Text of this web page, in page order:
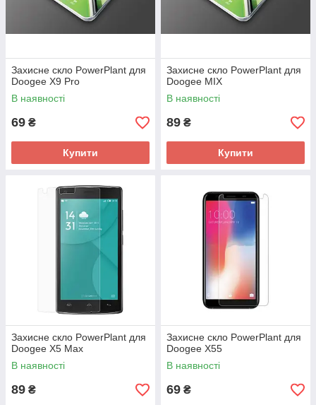
Захисне скло PowerPlant для
Doogee X9 Pro
В наявності
69 ₴
Купити
Захисне скло PowerPlant для
Doogee MIX
В наявності
89 ₴
Купити
Захисне скло PowerPlant для
Doogee X5 Max
В наявності
89 ₴
Захисне скло PowerPlant для
Doogee X55
В наявності
69 ₴